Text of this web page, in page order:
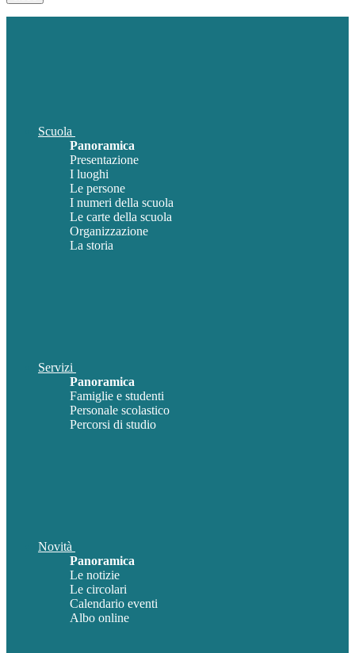
Scuola
Panoramica
Presentazione
I luoghi
Le persone
I numeri della scuola
Le carte della scuola
Organizzazione
La storia
Servizi
Panoramica
Famiglie e studenti
Personale scolastico
Percorsi di studio
Novità
Panoramica
Le notizie
Le circolari
Calendario eventi
Albo online